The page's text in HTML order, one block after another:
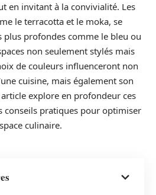
en invitant à la convivialité. Les
le terracotta et le moka, se
plus profondes comme le bleu ou
non seulement stylés mais
de couleurs influenceront non
cuisine, mais également son
explore en profondeur ces
conseils pratiques pour optimiser
culinaire.